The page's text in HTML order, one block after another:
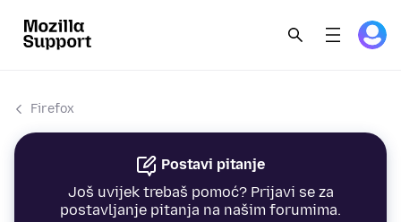
Firefox
Postavi pitanje
Još uvijek trebaš pomoć? Prijavi se za
postavljanje pitanja na našim forumima.